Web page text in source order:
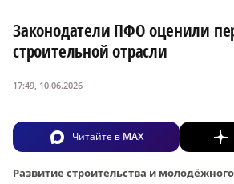
Законодатели ПФО оценили
строительной отрасли
17:49, 10.06.2026
Читайте в MAX
Развитие строительства и